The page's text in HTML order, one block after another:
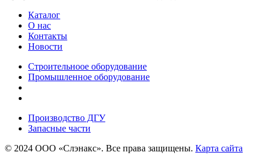
Каталог
О нас
Контакты
Новости
Строительноое оборудование
Промышленное оборудование
Производство ДГУ
Запасные части
© 2024 ООО «Слэнакс». Все права защищены. Карта сайта